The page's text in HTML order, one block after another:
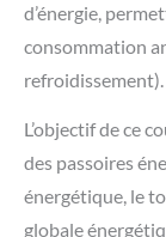
d’énergie,
consommation
refroidissement).
L’objectif de ce
des passoires
énergétique, le
globale